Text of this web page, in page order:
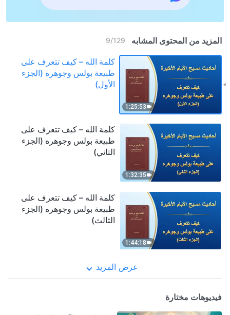
المزيد من المحتوى المشابه 9/129
1:25:53
كلمة الله – كيف تتعرف على
طبيعة بولس وجوهره (الجزء
الأول)
1:32:35
كلمة الله – كيف تتعرف على
طبيعة بولس وجوهره (الجزء
الثاني)
1:44:18
كلمة الله – كيف تتعرف على
طبيعة بولس وجوهره (الجزء
الثالث)
عرض المزيد
فيديوهات مختارة